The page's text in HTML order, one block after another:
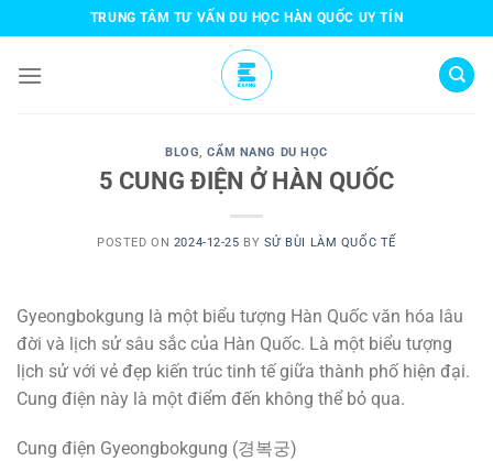
to
content
TRUNG TÂM TƯ VẤN DU HỌC HÀN QUỐC UY TÍN
BLOG,CẨM NANG DU HỌC
5 CUNG ĐIỆN Ở HÀN QUỐC
POSTED ON 2024-12-25 BY SỬ BÙI LÀM QUỐC TẾ
Gyeongbokgung là một biểu tượng Hàn Quốc văn hóa lâu
đời và lịch sử sâu sắc của Hàn Quốc. Là một biểu tượng
lịch sử với vẻ đẹp kiến trúc tinh tế giữa thành phố hiện đại.
Cung điện này là một điểm đến không thể bỏ qua.
Cung điện Gyeongbokgung (경복궁)